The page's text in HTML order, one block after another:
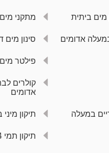
מים ביתית מתקני מים
אדומים סינון מים
פילטר מים
קולרים
אדומים
במעלה
תיקון
תיקון תמי 4